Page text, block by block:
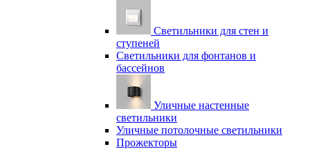
Светильники для стен и
ступеней
Светильники для фонтанов и
бассейнов
Уличные настенные
светильники
Уличные потолочные светильники
Прожекторы